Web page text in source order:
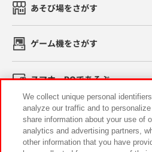
あそび場をさがす
ゲーム機をさがす
スマホ・PCであそぶ
イベント・キャンペーン
We collect unique personal
analyze our traffic and to
share information about your use of
analytics and advertising partners,
other information that you have